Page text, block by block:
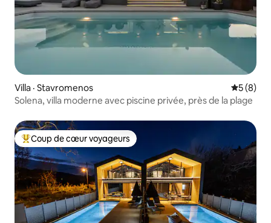
Villa · Stavromenos Note
5 (8)
Solena, villa moderne avec piscine privée, près de la plage
Coup de cœur voyageurs parmi les plus aimés
Coup de cœur voyageurs